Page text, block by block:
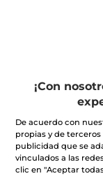
100%
¡Con
De acuerdo con
propias y de
publicidad que se
vinculados a las
clic en "Aceptar